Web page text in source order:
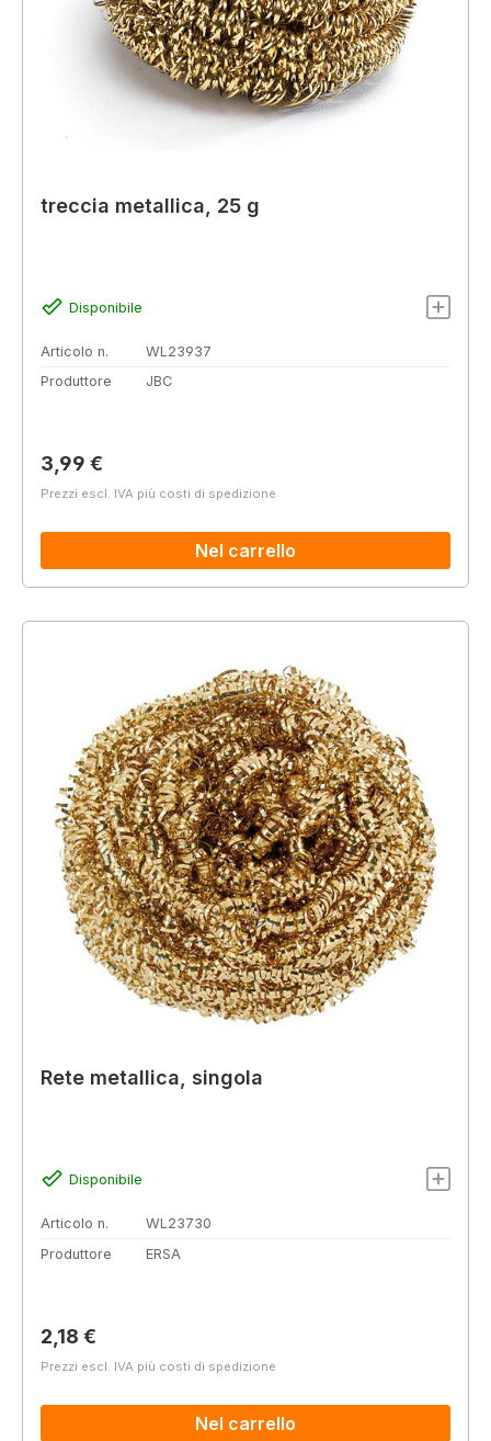
treccia metallica, 25 g
Disponibile
Articolo n.
WL23937
Produttore
JBC
Prezzo normale:
3,99 €
Prezzi escl. IVA più costi di spedizione
Nel carrello
Rete metallica, singola
Disponibile
Articolo n.
WL23730
Produttore
ERSA
Prezzo normale:
2,18 €
Prezzi escl. IVA più costi di spedizione
Nel carrello